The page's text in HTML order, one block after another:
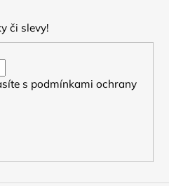
či slevy!
s podmínkami ochrany